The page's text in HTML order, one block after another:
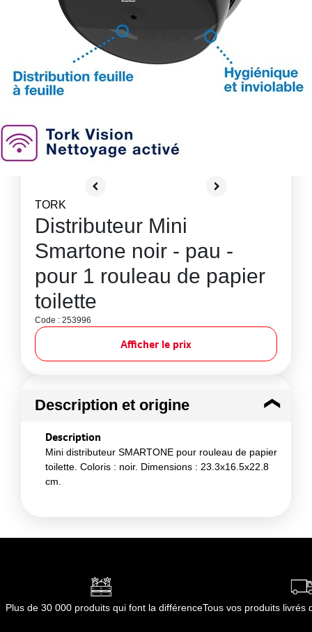
TORK
Distributeur Mini
Smartone noir - pau -
pour 1 rouleau de papier
toilette
Code : 253996
Afficher le prix
Description et origine
Description
Mini distributeur SMARTONE pour rouleau de papier
toilette. Coloris : noir. Dimensions : 23.3x16.5x22.8
cm.
Plus de 30 000 produits qui font la différenceTous vos produits livrés